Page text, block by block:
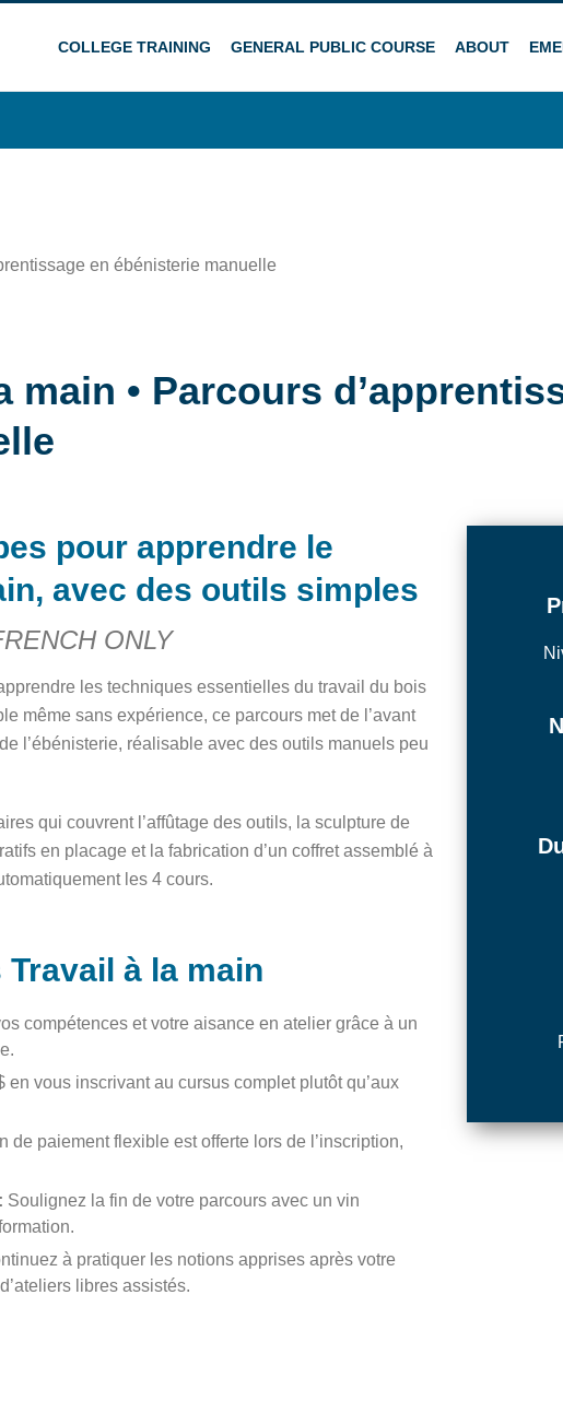
COLLEGE TRAINING GENERAL PUBLIC COURSE ABOUT
main • Parcours
pour apprendre le
avec des outils simples
ONLY
les techniques essentielles du travail du bois
même sans expérience, ce parcours met de l’avant
l’ébénisterie, réalisable avec des outils manuels peu
qui couvrent l’affûtage des outils, la sculpture de
en placage et la fabrication d’un coffret assemblé à
les 4 cours.
à la main
compétences et votre aisance en atelier grâce à un
en vous inscrivant au cursus complet plutôt qu’aux
de paiement flexible est offerte lors de l’inscription,
Soulignez la fin de votre parcours avec un vin
à pratiquer les notions apprises après votre
libres assistés.